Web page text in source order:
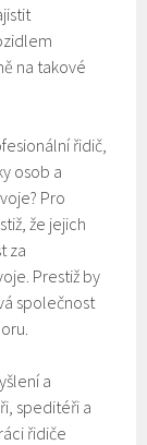
na takové
řidič,
osob a
Pro
že jejich
za
Prestiž by
společnost
a
speditéři a
řidiče